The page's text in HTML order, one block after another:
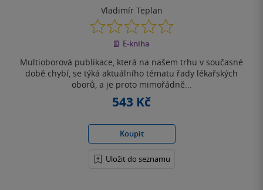
Vladimír Teplan
0.0
z
5
E-kniha
Multioborová publikace, která na našem trhu v současné
době chybí, se týká aktuálního tématu řady lékařských
oborů, a je proto mimořádně...
543 Kč
Koupit
Uložit do seznamu